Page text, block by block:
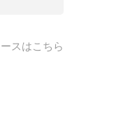
スはこちら